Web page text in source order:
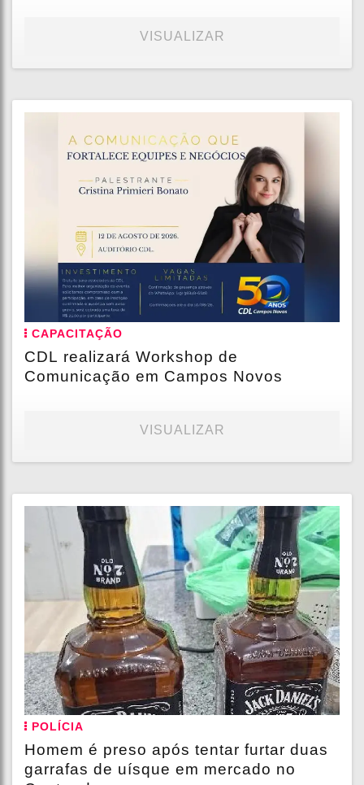
VISUALIZAR
CAPACITAÇÃO
CDL realizará Workshop de
Comunicação em Campos Novos
VISUALIZAR
POLÍCIA
Homem é preso após tentar furtar duas
garrafas de uísque em mercado no